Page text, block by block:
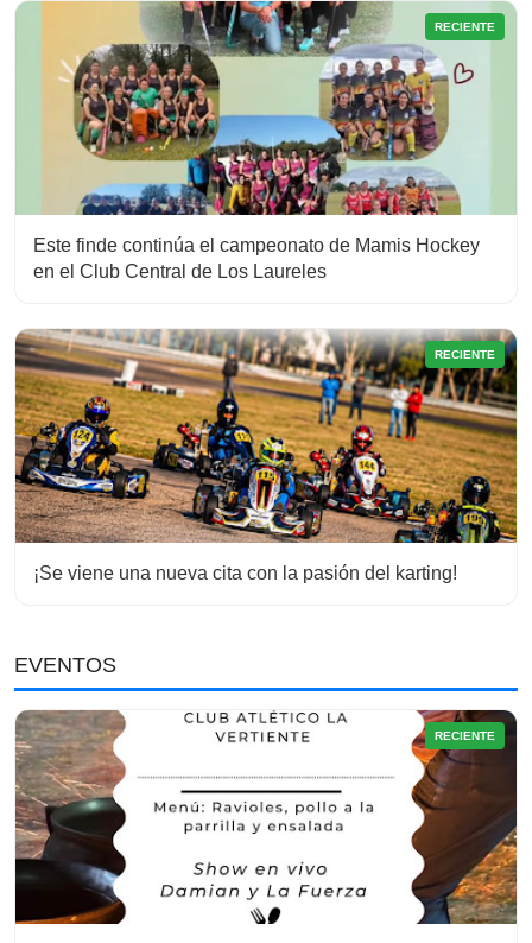
RECIENTE
Este finde continúa el campeonato de Mamis Hockey
en el Club Central de Los Laureles
RECIENTE
¡Se viene una nueva cita con la pasión del karting!
EVENTOS
RECIENTE